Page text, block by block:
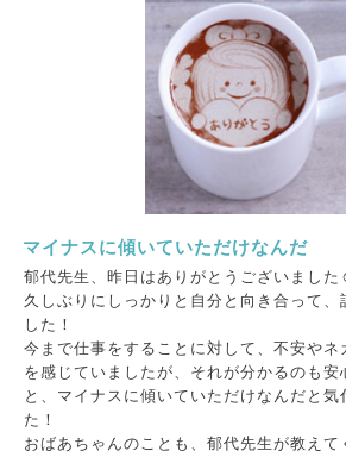
マイナスに傾いていただけなんだ
郁代先生、昨日はありがとうございまし
久しぶりにしっかりと自分と向き合って、
した！
今まで仕事をすることに対して、不安やネ
を感じていましたが、それが分かるのも安
と、マイナスに傾いていただけなんだと気
た！
おばあちゃんのことも、郁代先生が教えて